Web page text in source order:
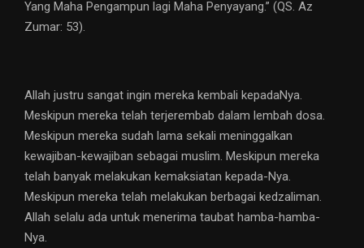
Yang Maha Pengampun lagi Maha Penyayang.” (QS. Az
Zumar: 53).
Allah justru sangat ingin mereka kembali kepadaNya.
Meskipun mereka telah terjerembab dalam lembah dosa.
Meskipun mereka sudah lama sekali meninggalkan
kewajiban-kewajiban sebagai muslim. Meskipun mereka
telah banyak melakukan kemaksiatan kepada-Nya.
Meskipun mereka telah melakukan berbagai kedzaliman.
Allah selalu ada untuk menerima taubat hamba-hamba-
Nya.